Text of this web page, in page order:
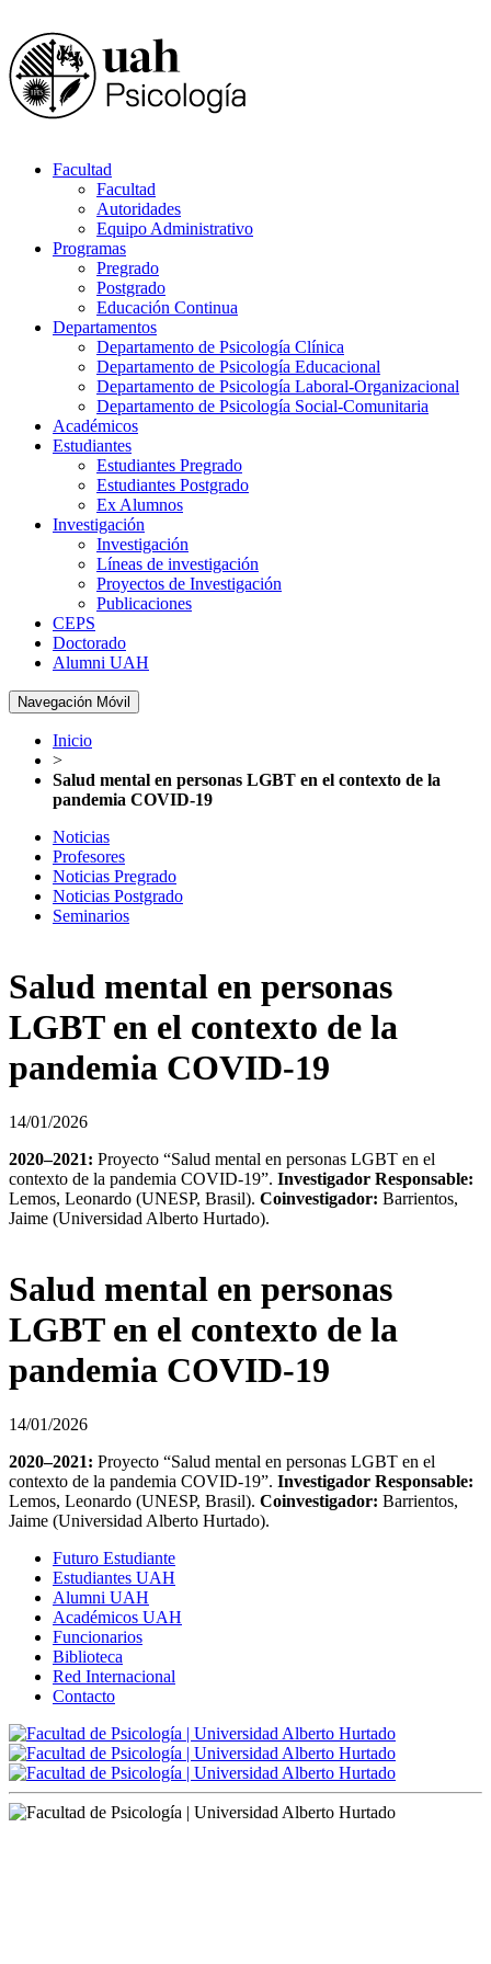
Facultad
Facultad
Autoridades
Equipo Administrativo
Programas
Pregrado
Postgrado
Educación Continua
Departamentos
Departamento de Psicología Clínica
Departamento de Psicología Educacional
Departamento de Psicología Laboral-Organizacional
Departamento de Psicología Social-Comunitaria
Académicos
Estudiantes
Estudiantes Pregrado
Estudiantes Postgrado
Ex Alumnos
Investigación
Investigación
Líneas de investigación
Proyectos de Investigación
Publicaciones
CEPS
Doctorado
Alumni UAH
Navegación Móvil
Inicio
>
Salud mental en personas LGBT en el contexto de la
pandemia COVID-19
Noticias
Profesores
Noticias Pregrado
Noticias Postgrado
Seminarios
Salud mental en personas
LGBT en el contexto de la
pandemia COVID-19
14/01/2026
2020–2021: Proyecto “Salud mental en personas LGBT en el
contexto de la pandemia COVID-19”. Investigador Responsable:
Lemos, Leonardo (UNESP, Brasil). Coinvestigador: Barrientos,
Jaime (Universidad Alberto Hurtado).
Salud mental en personas
LGBT en el contexto de la
pandemia COVID-19
14/01/2026
2020–2021: Proyecto “Salud mental en personas LGBT en el
contexto de la pandemia COVID-19”. Investigador Responsable:
Lemos, Leonardo (UNESP, Brasil). Coinvestigador: Barrientos,
Jaime (Universidad Alberto Hurtado).
Futuro Estudiante
Estudiantes UAH
Alumni UAH
Académicos UAH
Funcionarios
Biblioteca
Red Internacional
Contacto